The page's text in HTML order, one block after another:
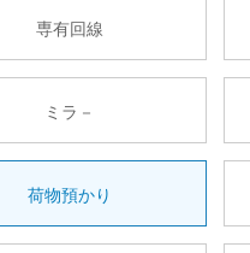
専有回線
ミラ－
荷物預かり